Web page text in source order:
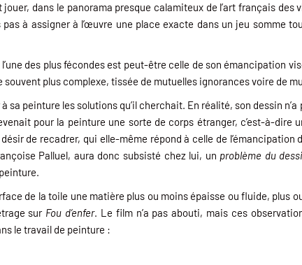
dans le panorama presque calamiteux de l’art français
à assigner à l’œuvre une place exacte dans un jeu somme
des plus fécondes est peut-être celle de son émancipation
souvent plus complexe, tissée de mutuelles ignorances voire de
peinture les solutions qu’il cherchait. En réalité, son dessin
pour la peinture une sorte de corps étranger, c’est-à-dire
de recadrer, qui elle-même répond à celle de
Palluel, aura donc subsisté chez lui, un problème du
de la toile une matière plus ou moins épaisse ou fluide, plus
sur Fou d’enfer. Le film n’a pas abouti, mais ces
le travail de peinture :